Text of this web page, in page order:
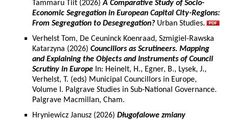
Tammaru Tiit (2026)A Comparative Study of Socio-
Economic Segregation in European Capital City-Regions:
From Segregation to Desegregation? Urban Studies.
Verhelst Tom, De Ceuninck Koenraad, Szmigiel-Rawska
Katarzyna (2026) Councillors as Scrutineers. Mapping
and Explaining the Objects and Instruments of Council
Scrutiny in Europe In: Heinelt, H., Egner, B., Lysek, J.,
Verhelst, T. (eds) Municipal Councillors in Europe,
Volume I. Palgrave Studies in Sub-National Governance.
Palgrave Macmillan, Cham.
Hryniewicz Janusz (2026) Długofalowe zmiany